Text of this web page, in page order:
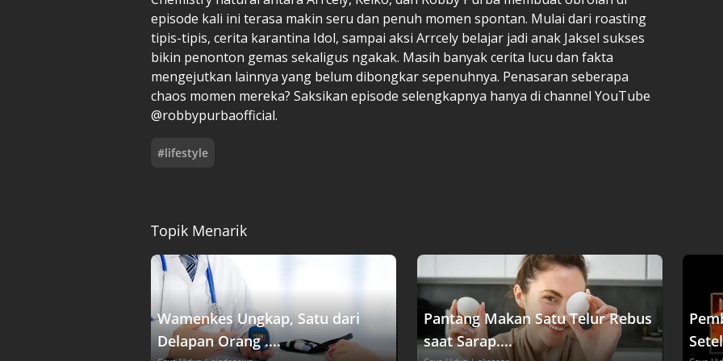
episode kali ini terasa makin seru dan penuh momen spontan. Mulai dari roasting
tipis-tipis, cerita karantina Idol, sampai aksi Arrcely belajar jadi anak Jaksel sukses
bikin penonton gemas sekaligus ngakak. Masih banyak cerita lucu dan fakta
mengejutkan lainnya yang belum dibongkar sepenuhnya. Penasaran seberapa
chaos momen mereka? Saksikan episode selengkapnya hanya di channel YouTube
@robbypurbaofficial.
#lifestyle
Topik Menarik
Wamenkes Ungkap, Satu dari
Delapan Orang ....
Pantang Makan Satu Telur Rebus
saat Sarap....